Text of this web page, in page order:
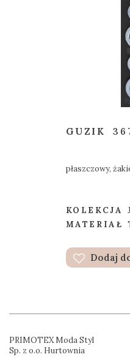
GUZIK
płaszczowy,
KOLEKCJA
MATERIAŁ
Dodaj
PRIMOTEX Moda Styl
Sp. z o.o. Hurtownia